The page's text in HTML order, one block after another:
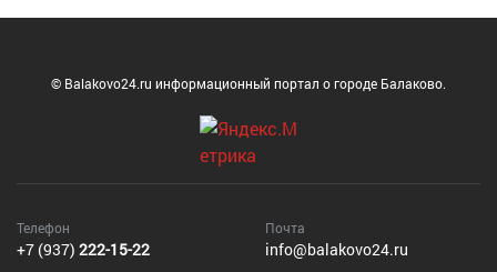
© Balakovo24.ru информационный портал о городе Балаково.
Телефон
+7 (937) 222-15-22
Почта
info@balakovo24.ru